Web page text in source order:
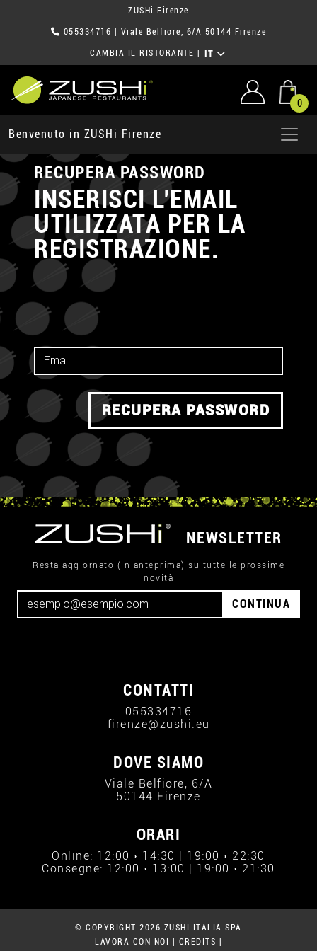
ZUSHi Firenze
055334716 | Viale Belfiore, 6/A 50144 Firenze
CAMBIA IL RISTORANTE IT
0
Benvenuto in ZUSHi Firenze
RECUPERA PASSWORD
INSERISCI L'EMAIL
UTILIZZATA PER LA
REGISTRAZIONE.
RECUPERA PASSWORD
NEWSLETTER
Resta aggiornato (in anteprima) su tutte le prossime
novità
CONTINUA
CONTATTI
055334716
firenze@zushi.eu
DOVE SIAMO
Viale Belfiore, 6/A
50144 Firenze
ORARI
Online: 12:00 › 14:30 | 19:00 › 22:30
Consegne: 12:00 › 13:00 | 19:00 › 21:30
© COPYRIGHT 2026 ZUSHI ITALIA SPA
LAVORA CON NOI
CREDITS